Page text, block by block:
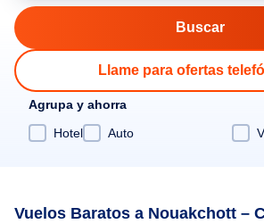
Llame para ofertas
Agrupa y ahorra
Hotel
Auto
Vuelos Baratos a Nouakchott –